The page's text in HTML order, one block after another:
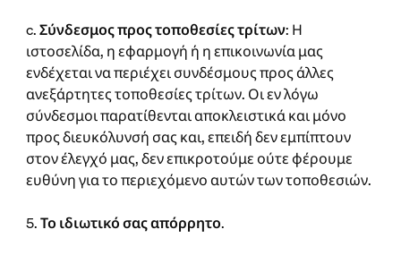
c.Σύνδεσμος προς τοποθεσίες τρίτων: Η
ιστοσελίδα, η εφαρμογή ή η επικοινωνία μας
ενδέχεται να περιέχει συνδέσμους προς άλλες
ανεξάρτητες τοποθεσίες τρίτων. Οι εν λόγω
σύνδεσμοι παρατίθενται αποκλειστικά και μόνο
προς διευκόλυνσή σας και, επειδή δεν εμπίπτουν
στον έλεγχό μας, δεν επικροτούμε ούτε φέρουμε
ευθύνη για το περιεχόμενο αυτών των τοποθεσιών.
5.Το ιδιωτικό σας απόρρητο.